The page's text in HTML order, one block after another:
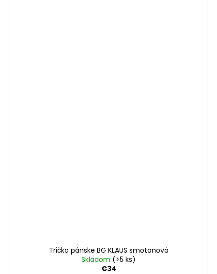
Tričko pánske BG KLAUS smotanová
Skladom (>5 ks)
€34